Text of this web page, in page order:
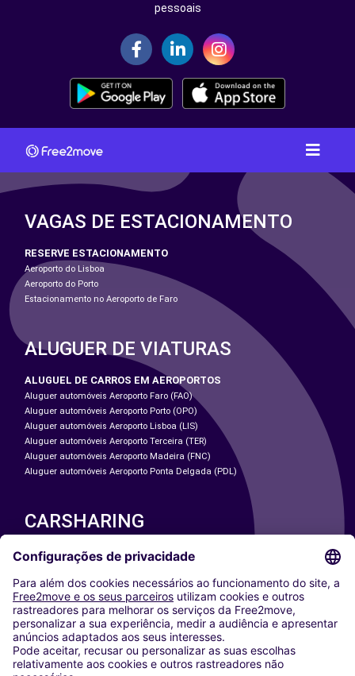
pessoais
VAGAS DE ESTACIONAMENTO
RESERVE ESTACIONAMENTO
Aeroporto do Lisboa
Aeroporto do Porto
Estacionamento no Aeroporto de Faro
ALUGUER DE VIATURAS
ALUGUEL DE CARROS EM AEROPORTOS
Aluguer automóveis Aeroporto Faro (FAO)
Aluguer automóveis Aeroporto Porto (OPO)
Aluguer automóveis Aeroporto Lisboa (LIS)
Aluguer automóveis Aeroporto Terceira (TER)
Aluguer automóveis Aeroporto Madeira (FNC)
Aluguer automóveis Aeroporto Ponta Delgada (PDL)
CARSHARING
NOSSAS CIDADES
Washington DC
Milan
Rome
Turin
Vienna
Berlin
Cologne